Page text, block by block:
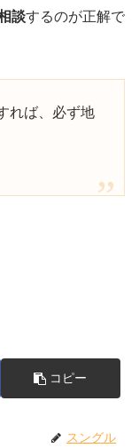
談するのが正解で
れば、必ず地
コピー
スングル